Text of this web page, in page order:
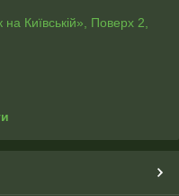
Київській», Поверх 2,